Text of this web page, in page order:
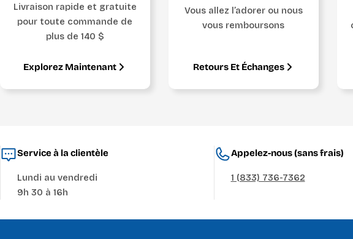
Livraison rapide et gratuite
pour toute commande de
plus de 140 $
Explorez Maintenant
Vous allez l’adorer ou nous
vous remboursons
Retours Et Échanges
Service à la clientèle
Lundi au vendredi
9h 30 à 16h
Appelez-nous (sans frais)
1 (833) 736-7362